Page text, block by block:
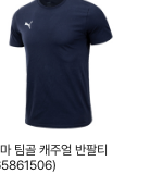
호
팀골 캐주얼 반팔티